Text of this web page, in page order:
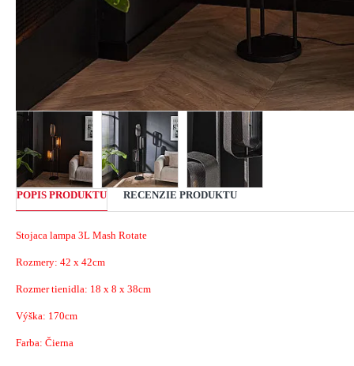
POPIS PRODUKTU RECENZIE PRODUKTU
Stojaca lampa 3L Mash Rotate
Rozmery: 42 x 42cm
Rozmer tienidla: 18 x 8 x 38cm
Výška: 170cm
Farba: Čierna